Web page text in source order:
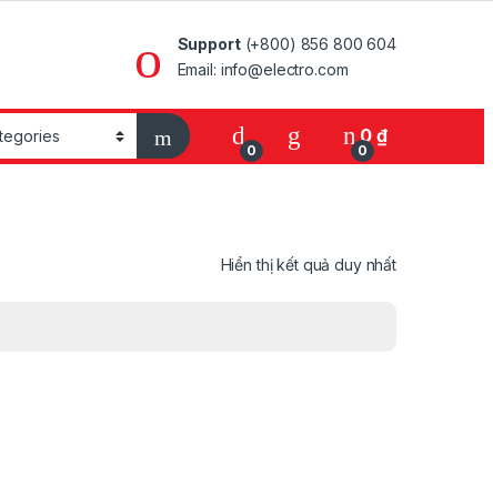
Support(+800) 856 800 604
Email: info@electro.com
0 0
0₫
Hiển thị kết quả duy nhất